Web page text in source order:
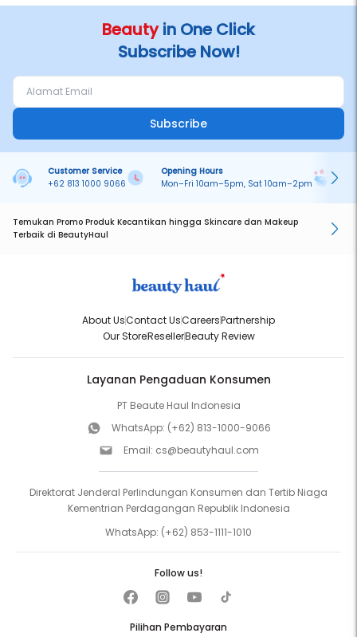
Beautyin One Click
Subscribe Now!
Subscribe
Customer Service
+62 813 1000 9066
Opening Hours
Mon–Fri 10am–5pm, Sat 10am–2pm
Temukan Promo Produk Kecantikan hingga Skincare dan Makeup
Terbaik di BeautyHaul
About UsContact UsCareersPartnership
Our StoreResellerBeauty Review
Layanan Pengaduan Konsumen
PT Beaute Haul Indonesia
WhatsApp: (+62) 813-1000-9066
Email: cs@beautyhaul.com
Direktorat Jenderal Perlindungan Konsumen dan Tertib Niaga
Kementrian Perdagangan Republik Indonesia
WhatsApp: (+62) 853-1111-1010
Pilihan Pembayaran
Follow us!